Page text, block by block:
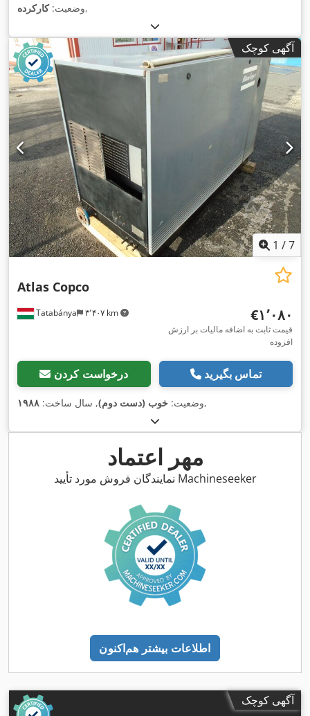
وضعیت:کارکرده ,
آگهی کوچک
1 /7
Tatabánya ۳٬۴۰۷ km
Atlas Copco
‎€۱٬۰۸۰
قیمت ثابت به اضافه مالیات بر ارزش
افزوده
درخواست کردن تماس بگیرید
وضعیت: خوب (دست دوم), سال ساخت: ۱۹۸۸ ,
مهر اعتماد
نمایندگان فروش مورد تأیید Machineseeker
اطلاعات بیشتر هم‌اکنون
آگهی کوچک